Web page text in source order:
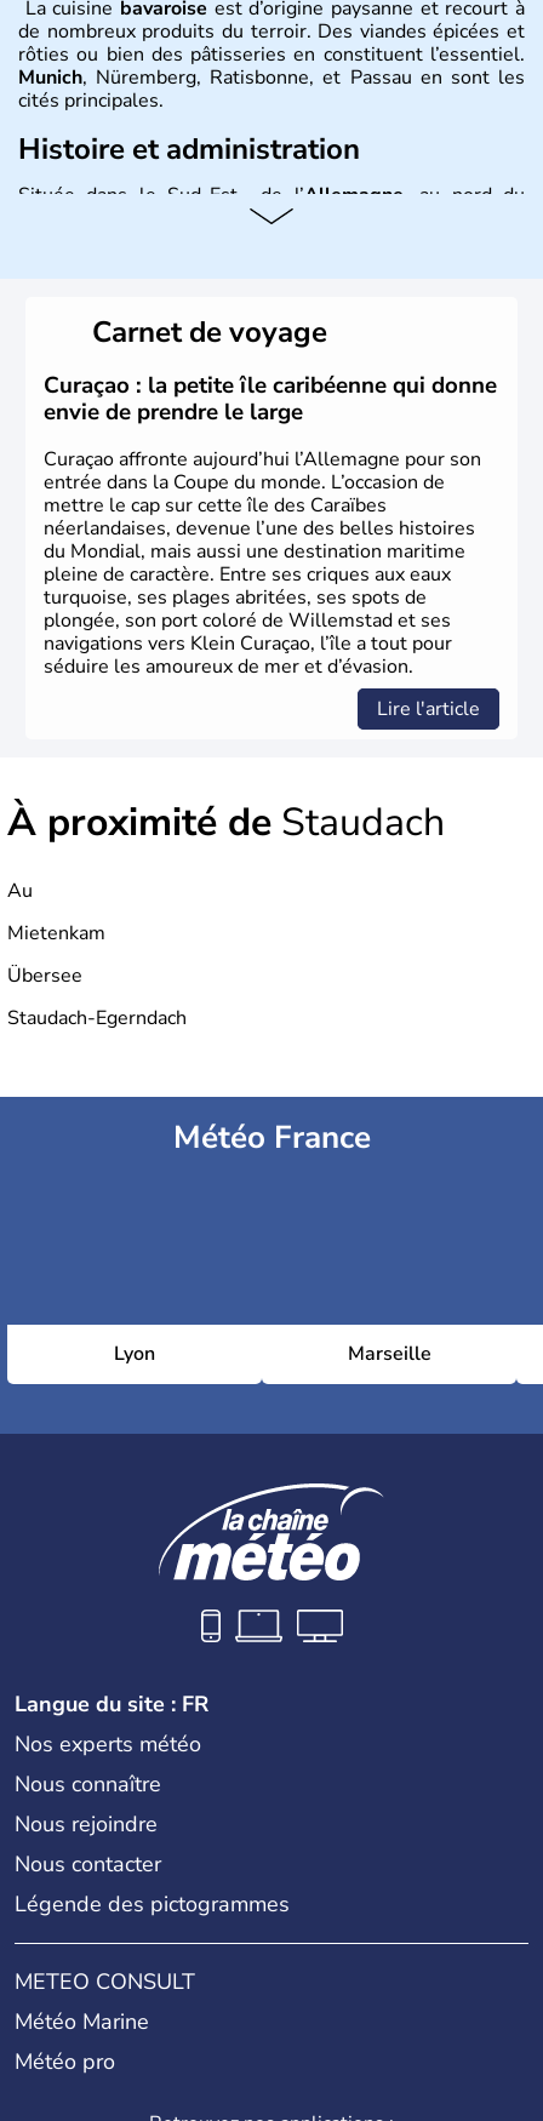
La cuisine bavaroise est d’origine paysanne et recourt à
de nombreux produits du terroir. Des viandes épicées et
rôties ou bien des pâtisseries en constituent l’essentiel.
Munich, Nüremberg, Ratisbonne, et Passau en sont les
cités principales.
Histoire et administration
Située dans le Sud-Est de l’Allemagne , au nord du
fait partie des seize
conservateur.Carnet de voyage
Curaçao : la petite île caribéenne qui donne
envie de prendre le large
Curaçao affronte aujourd’hui l’Allemagne pour son
entrée dans la Coupe du monde. L’occasion de
mettre le cap sur cette île des Caraïbes
néerlandaises, devenue l’une des belles histoires
du Mondial, mais aussi une destination maritime
pleine de caractère. Entre ses criques aux eaux
turquoise, ses plages abritées, ses spots de
plongée, son port coloré de Willemstad et ses
navigations vers Klein Curaçao, l’île a tout pour
séduire les amoureux de mer et d’évasion.
Lire l'article
À proximité de Staudach
Au
Mietenkam
Übersee
Staudach-Egerndach
Météo France
Lyon Marseille
Langue du site : FR
Nos experts météo
Nous connaître
Nous rejoindre
Nous contacter
Légende des pictogrammes
METEO CONSULT
Météo Marine
Météo pro